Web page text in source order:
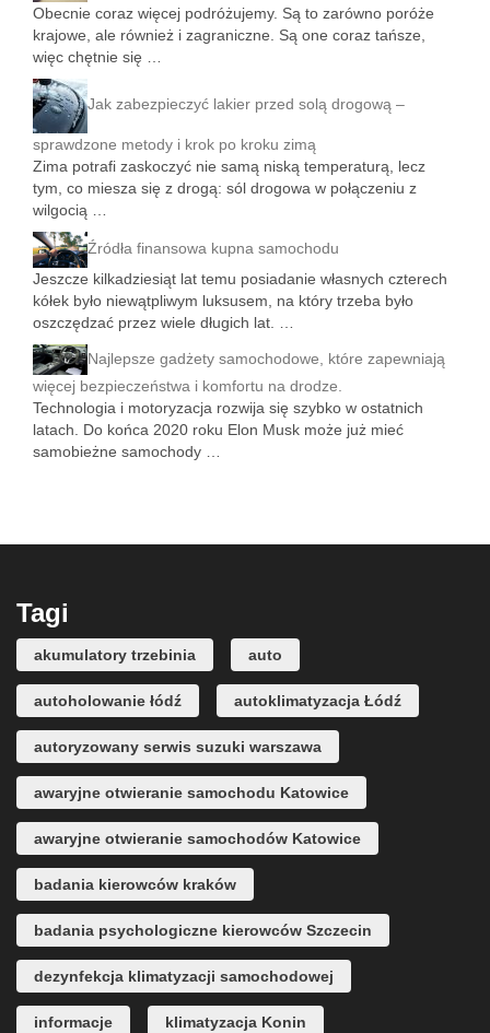
Obecnie coraz więcej podróżujemy. Są to zarówno poróże
krajowe, ale również i zagraniczne. Są one coraz tańsze,
więc chętnie się …
Jak zabezpieczyć lakier przed solą drogową –
sprawdzone metody i krok po kroku zimą
Zima potrafi zaskoczyć nie samą niską temperaturą, lecz
tym, co miesza się z drogą: sól drogowa w połączeniu z
wilgocią …
Źródła finansowa kupna samochodu
Jeszcze kilkadziesiąt lat temu posiadanie własnych czterech
kółek było niewątpliwym luksusem, na który trzeba było
oszczędzać przez wiele długich lat. …
Najlepsze gadżety samochodowe, które zapewniają
więcej bezpieczeństwa i komfortu na drodze.
Technologia i motoryzacja rozwija się szybko w ostatnich
latach. Do końca 2020 roku Elon Musk może już mieć
samobieżne samochody …
Tagi
akumulatory trzebinia auto
autoholowanie łódź autoklimatyzacja Łódź
autoryzowany serwis suzuki warszawa
awaryjne otwieranie samochodu Katowice
awaryjne otwieranie samochodów Katowice
badania kierowców kraków
badania psychologiczne kierowców Szczecin
dezynfekcja klimatyzacji samochodowej
informacje klimatyzacja Konin